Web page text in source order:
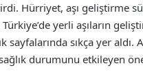
Hürriyet, aşı geliştirme
yerli aşıların
sayfalarında sıkça yer aldı.
durumunu etkileyen